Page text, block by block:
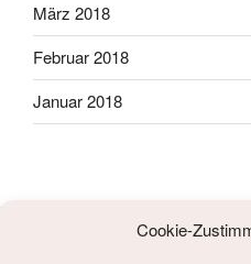
Cookie-
März 2018
Februar 2018
Januar 2018